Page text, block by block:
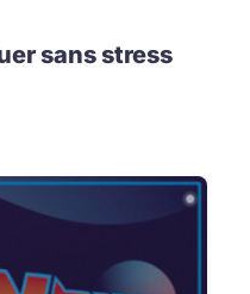
sans stress